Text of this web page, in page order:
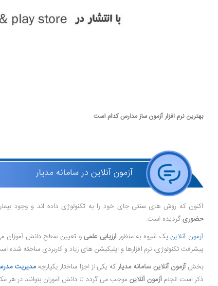
بهترین نرم افزار آزمون ساز مدارس کدام است
آزمون آنلاین در سامانه مدیار
اکنون که روش های سنتی جای خود را به تکنولوژی داده اند و وجود
حضوریگردیده است.
آزمون آنلاینیک شیوه به منظورارزیابی علمیو تعیین سطح دانش آموزان
پیشرفت تکنولوژی، نرم افزارها و اپلیکیشن های زیاد و کاربردی ساخته
بخشآزمون آنلاین سامانه مدیارکه یکی از اجزا ساختار یکپارچه مدیریت
ذکر است انجامآزمون آنلاینموجب می گردد تا دانش آموزان بتوانند در هر